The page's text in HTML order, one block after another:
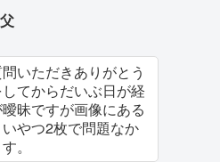
いただきありがとう
てからだいぶ日が経
昧ですが画像にある
やつ2枚で問題なか
。